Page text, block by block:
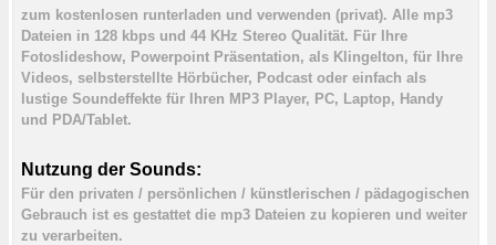
zum kostenlosen runterladen und verwenden (privat). Alle mp3
Dateien in 128 kbps und 44 KHz Stereo Qualität. Für Ihre
Fotoslideshow, Powerpoint Präsentation, als Klingelton, für Ihre
Videos, selbsterstellte Hörbücher, Podcast oder einfach als
lustige Soundeffekte für Ihren MP3 Player, PC, Laptop, Handy
und PDA/Tablet.
Nutzung der Sounds:
Für den privaten / persönlichen / künstlerischen / pädagogischen
Gebrauch ist es gestattet die mp3 Dateien zu kopieren und weiter
zu verarbeiten.